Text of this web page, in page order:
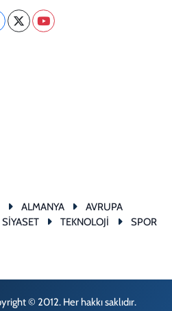
ALMANYA
AVRUPA
SİYASET TEKNOLOJİ
SPOR
© 2012. Her hakkı saklıdır.